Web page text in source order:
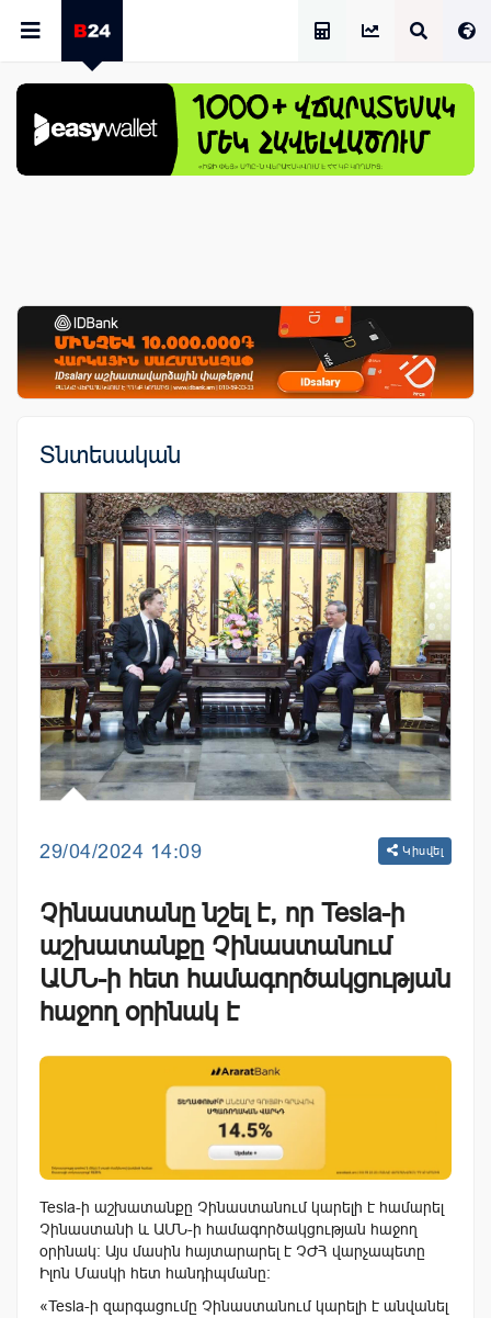
Տնտեսական
29/04/2024 14:09 Կիսվել
Չինաստանը նշել է, որ Tesla-ի
աշխատանքը Չինաստանում
ԱՄՆ-ի հետ համագործակցության
հաջող օրինակ է
Tesla-ի աշխատանքը Չինաստանում կարելի է համարել
Չինաստանի և ԱՄՆ-ի համագործակցության հաջող
օրինակ: Այս մասին հայտարարել է ՉԺՀ վարչապետը
Իլոն Մասկի հետ հանդիպմանը:
«Tesla-ի զարգացումը Չինաստանում կարելի է անվանել